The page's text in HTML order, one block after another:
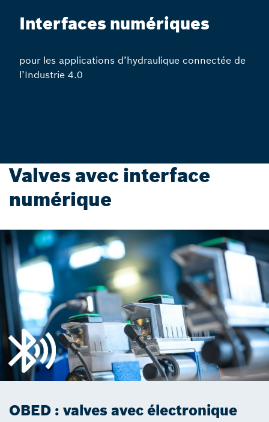
Interfaces numériques
pour les applications d’hydraulique connectée de
l’Industrie 4.0
Valves avec interface
numérique
OBED : valves avec électronique